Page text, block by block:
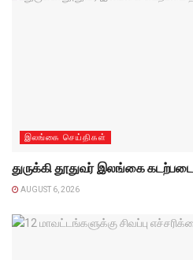
இலங்கை செய்திகள்
துருக்கி தூதுவர் இலங்கை கடற்படை
AUGUST 6, 2026